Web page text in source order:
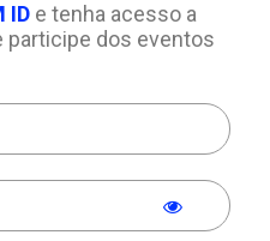
IDe tenha acesso a
dos eventos